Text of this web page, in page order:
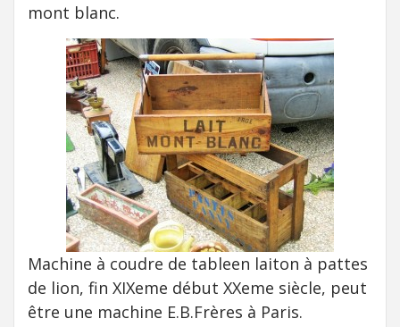
mont blanc.
Machine à coudre de tableen laiton à pattes
de lion, fin XIXeme début XXeme siècle, peut
être une machine E.B.Frères à Paris.